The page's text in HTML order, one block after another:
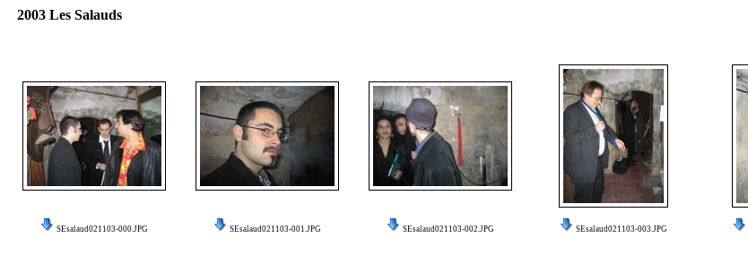
2003 Les Salauds
SEsalaud021103-000.JPG SEsalaud021103-001.JPG SEsalaud021103-002.JPG SEsalaud021103-003.JPG